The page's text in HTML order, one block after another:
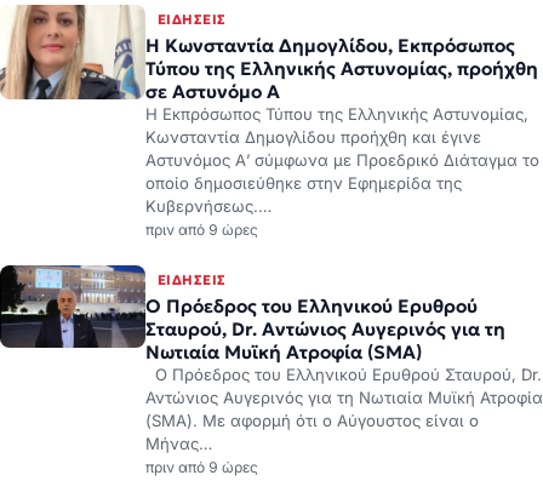
Η Κωνσταντία Δημογλίδου, Εκπρόσωπος
Τύπου της Ελληνικής Αστυνομίας, προήχθη
σε Αστυνόμο Α
Η Εκπρόσωπος Τύπου της Ελληνικής Αστυνομίας,
Κωνσταντία Δημογλίδου προήχθη και έγινε
Αστυνόμος Α’ σύμφωνα με Προεδρικό Διάταγμα το
οποίο δημοσιεύθηκε στην Εφημερίδα της
Κυβερνήσεως.…
πριν από 9 ώρες
Ο Πρόεδρος του Ελληνικού Ερυθρού
Σταυρού, Dr. Αντώνιος Αυγερινός για τη
Νωτιαία Μυϊκή Ατροφία (SMA)
Ο Πρόεδρος του Ελληνικού Ερυθρού Σταυρού, Dr.
Αντώνιος Αυγερινός για τη Νωτιαία Μυϊκή Ατροφία
(SMA). Με αφορμή ότι ο Αύγουστος είναι ο
Μήνας…
πριν από 9 ώρες